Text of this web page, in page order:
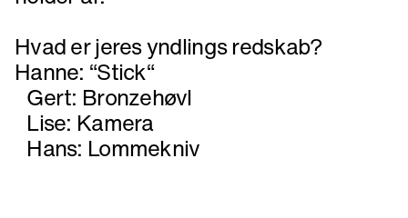
Hvad er jeres yndlings redskab?
Hanne: “Stick“
Gert: Bronzehøvl
Lise: Kamera
Hans: Lommekniv